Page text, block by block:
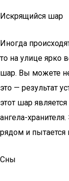
Искрящийся шар
Иногда
то на улице ярко
шар. Вы можете
это — результат
этот шар
ангела-
рядом и пытается
Сны